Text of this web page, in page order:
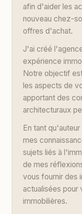
afin d'aider les
nouveau chez-
offres d'achat.
J'ai créé
expérience
Notre objectif
les aspects de
apportant des
architecturaux
En tant
mes
sujets liés à
de mes
vous fournir des
actualisées pour
immobilières.